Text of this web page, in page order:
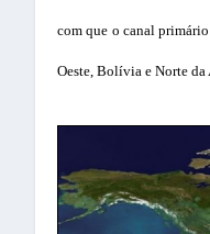
com que o canal
Oeste, Bolívia e Norte